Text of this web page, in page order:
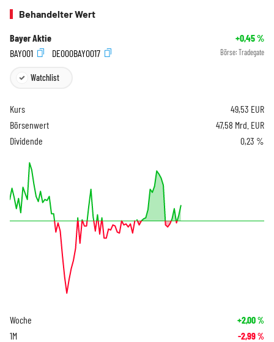
Behandelter Wert
Bayer Aktie +0,45%
BAY001
DE000BAY0017 Börse: Tradegate
Watchlist
Kurs 49,53 EUR
Börsenwert
47,58 Mrd. EUR
Dividende
0,23 %
Woche +2,00%
1M -2,99%